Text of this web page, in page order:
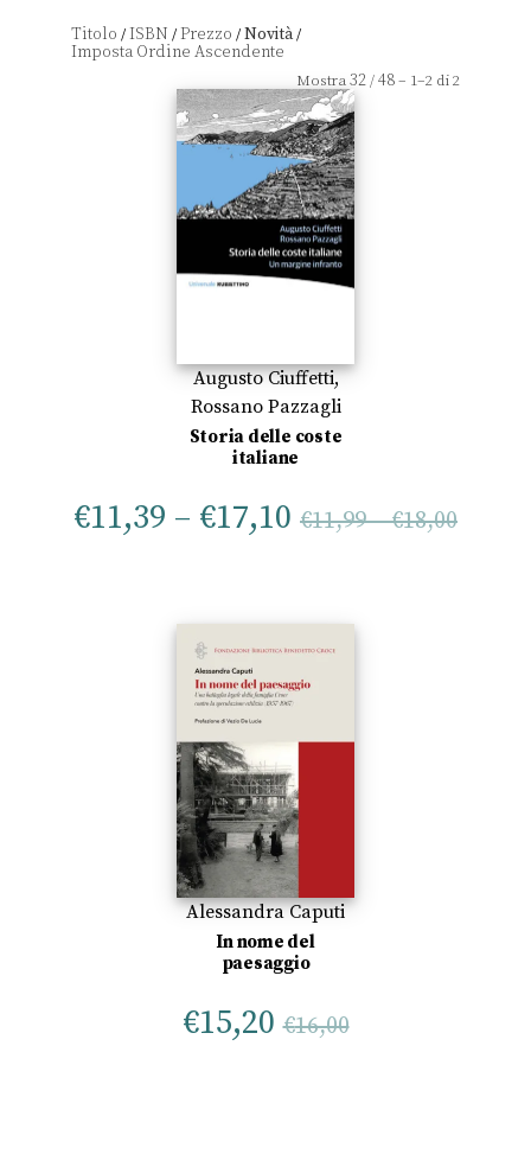
Titolo /ISBN /Prezzo /Novità/
Mostra32/48– 1–2 di 2
Augusto Ciuffetti,
Rossano Pazzagli
Storia delle coste
italiane
€11,39 – €17,10 €11,99–€18,00
Alessandra Caputi
In nome del
paesaggio
€15,20 €16,00